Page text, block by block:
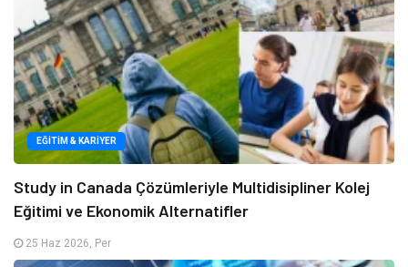
EĞITIM & KARIYER
Study in Canada Çözümleriyle Multidisipliner Kolej
Eğitimi ve Ekonomik Alternatifler
25 Haz 2026, Per